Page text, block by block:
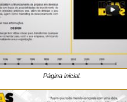
Página inicial.